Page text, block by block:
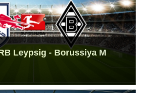
Leypsig - Borussiya M